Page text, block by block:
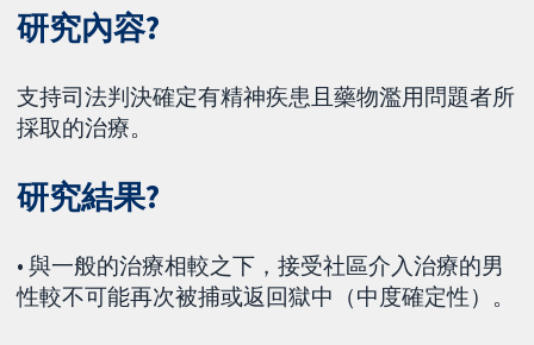
研究內容?
支持司法判決確定有精神疾患且藥物濫用問題者所
採取的治療。
研究結果?
• 與一般的治療相較之下，接受社區介入治療的男
性較不可能再次被捕或返回獄中（中度確定性）。